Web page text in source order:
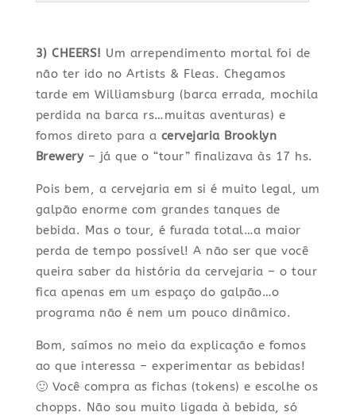
3) CHEERS! Um arrependimento mortal foi de
não ter ido no Artists & Fleas. Chegamos
tarde em Williamsburg (barca errada, mochila
perdida na barca rs…muitas aventuras) e
fomos direto para a cervejaria Brooklyn
Brewery – já que o “tour” finalizava às 17 hs.
Pois bem, a cervejaria em si é muito legal, um
galpão enorme com grandes tanques de
bebida. Mas o tour, é furada total…a maior
perda de tempo possível! A não ser que você
queira saber da história da cervejaria – o tour
fica apenas em um espaço do galpão…o
programa não é nem um pouco dinâmico.
Bom, saímos no meio da explicação e fomos
ao que interessa – experimentar as bebidas!
🙂 Você compra as fichas (tokens) e escolhe os
chopps. Não sou muito ligada à bebida, só